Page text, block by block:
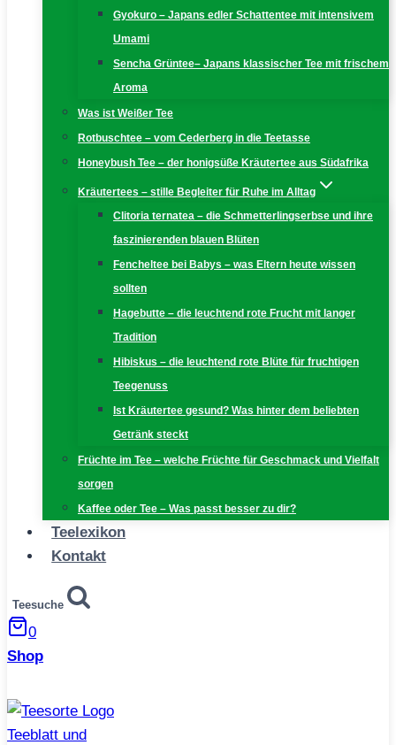
Gyokuro – Japans edler Schattentee mit intensivem
Umami
Sencha Grüntee– Japans klassischer Tee mit frischem
Aroma
Was ist Weißer Tee
Rotbuschtee – vom Cederberg in die Teetasse
Honeybush Tee – der honigsüße Kräutertee aus Südafrika
Kräutertees – stille Begleiter für Ruhe im Alltag
Clitoria ternatea – die Schmetterlingserbse und ihre
faszinierenden blauen Blüten
Fencheltee bei Babys – was Eltern heute wissen
sollten
Hagebutte – die leuchtend rote Frucht mit langer
Tradition
Hibiskus – die leuchtend rote Blüte für fruchtigen
Teegenuss
Ist Kräutertee gesund? Was hinter dem beliebten
Getränk steckt
Früchte im Tee – welche Früchte für Geschmack und Vielfalt
sorgen
Kaffee oder Tee – Was passt besser zu dir?
Teelexikon
Kontakt
Teesuche
0
Shop